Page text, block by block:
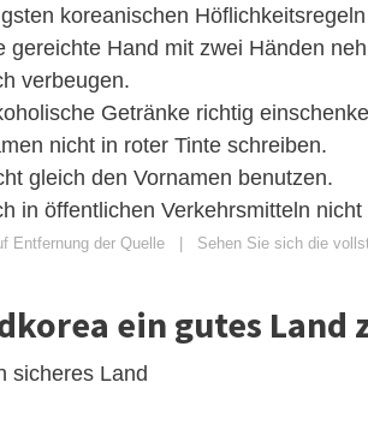
koreanischen Höflichkeitsregeln
gereichte Hand mit zwei Händen
verbeugen.
Getränke richtig
nicht in roter Tinte schreiben.
gleich den Vornamen benutzen.
in öffentlichen Verkehrsmitteln
Entfernung der Quelle | Sehen Sie sich die
ein gutes Land
sicheres Land